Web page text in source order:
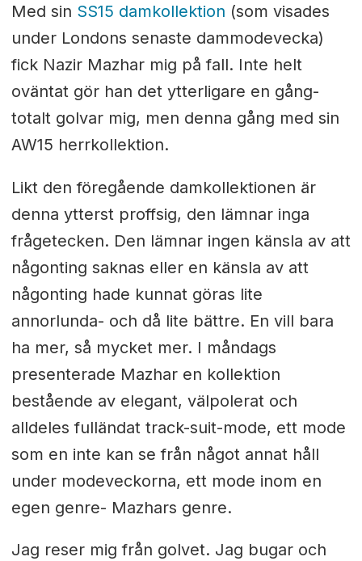
Med sin SS15 damkollektion (som visades
under Londons senaste dammodevecka)
fick Nazir Mazhar mig på fall. Inte helt
oväntat gör han det ytterligare en gång-
totalt golvar mig, men denna gång med sin
AW15 herrkollektion.
Likt den föregående damkollektionen är
denna ytterst proffsig, den lämnar inga
frågetecken. Den lämnar ingen känsla av att
någonting saknas eller en känsla av att
någonting hade kunnat göras lite
annorlunda- och då lite bättre. En vill bara
ha mer, så mycket mer. I måndags
presenterade Mazhar en kollektion
bestående av elegant, välpolerat och
alldeles fulländat track-suit-mode, ett mode
som en inte kan se från något annat håll
under modeveckorna, ett mode inom en
egen genre- Mazhars genre.
Jag reser mig från golvet. Jag bugar och